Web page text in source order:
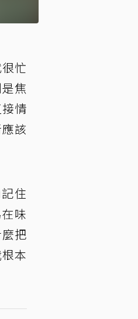
忙
焦
情
該
住
味
把
本